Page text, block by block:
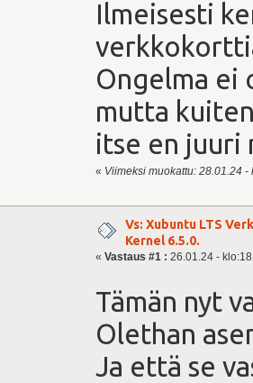
Ilmeisesti
Ongelma ei
mutta
itse en juuri
« Viimeksi muokattu: 28.01.24
Vs: Xubuntu LTS
Kernel 6.5.0.
« Vastaus #1 : 26.01.24 -
Tämän nyt
Olethan
Ja että se